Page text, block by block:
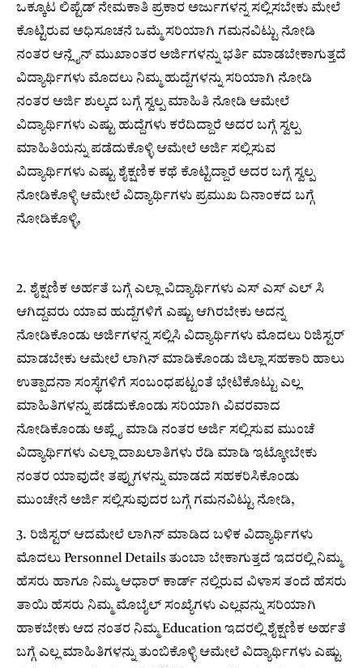
ಒಕ್ಕೂಟ ಲಿಪ್ಟೆಡ್ ನೇಮಕಾತಿ ಪ್ರಕಾರ ಅರ್ಜುಗಳನ್ನ ಸಲ್ಲಿಸಬೇಕು ಮೇಲೆ
ಕೊಟ್ಟಿರುವ ಅಧಿಸೂಚನೆ ಒಮ್ಮೆ ಸರಿಯಾಗಿ ಗಮನವಿಟ್ಟು ನೋಡಿ
ನಂತರ ಆನ್ಲೈನ್ ಮುಖಾಂತರ ಅರ್ಜಿಗಳನ್ನು ಭರ್ತಿ ಮಾಡಬೇಕಾಗುತ್ತದೆ
ವಿದ್ಯಾರ್ಥಿಗಳು ಮೊದಲು ನಿಮ್ಮ ಹುದ್ದೆಗಳನ್ನು ಸರಿಯಾಗಿ ನೋಡಿ
ನಂತರ ಅರ್ಜಿ ಶುಲ್ಕದ ಬಗ್ಗೆ ಸ್ವಲ್ಪ ಮಾಹಿತಿ ನೋಡಿ ಆಮೇಲೆ
ವಿದ್ಯಾರ್ಥಿಗಳು ಎಷ್ಟು ಹುದ್ದೆಗಳು ಕರೆದಿದ್ದಾರೆ ಅದರ ಬಗ್ಗೆ ಸ್ವಲ್ಪ
ಮಾಹಿತಿಯನ್ನು ಪಡೆದುಕೊಳ್ಳಿ ಆಮೇಲೆ ಅರ್ಜಿ ಸಲ್ಲಿಸುವ
ವಿದ್ಯಾರ್ಥಿಗಳು ಎಷ್ಟು ಶೈಕ್ಷಣಿಕ ಕಥೆ ಕೊಟ್ಟಿದ್ದಾರೆ ಅದರ ಬಗ್ಗೆ ಸ್ವಲ್ಪ
ನೋಡಿಕೊಳ್ಳಿ ಆಮೇಲೆ ವಿದ್ಯಾರ್ಥಿಗಳು ಪ್ರಮುಖ ದಿನಾಂಕದ ಬಗ್ಗೆ
ನೋಡಿಕೊಳ್ಳಿ,
2. ಶೈಕ್ಷಣಿಕ ಅರ್ಹತೆ ಬಗ್ಗೆ ಎಲ್ಲಾ ವಿದ್ಯಾರ್ಥಿಗಳು ಎಸ್ ಎಸ್ ಎಲ್ ಸಿ
ಆಗಿದ್ದವರು ಯಾವ ಹುದ್ದೆಗಳಿಗೆ ಎಷ್ಟು ಆಗಿರಬೇಕು ಅದನ್ನ
ನೋಡಿಕೊಂಡು ಅರ್ಜಿಗಳನ್ನ ಸಲ್ಲಿಸಿ ವಿದ್ಯಾರ್ಥಿಗಳು ಮೊದಲು ರಿಜಿಸ್ಟರ್
ಮಾಡಬೇಕು ಆಮೇಲೆ ಲಾಗಿನ್ ಮಾಡಿಕೊಂಡು ಜಿಲ್ಲಾ ಸಹಕಾರಿ ಹಾಲು
ಉತ್ಪಾದನಾ ಸಂಸ್ಥೆಗಳಿಗೆ ಸಂಬಂಧಪಟ್ಟಂತೆ ಭೇಟಿಕೊಟ್ಟು ಎಲ್ಲ
ಮಾಹಿತಿಗಳನ್ನು ಪಡೆದುಕೊಂಡು ಸರಿಯಾಗಿ ವಿವರವಾದ
ನೋಡಿಕೊಂಡು ಅಪ್ಲೈ ಮಾಡಿ ನಂತರ ಅರ್ಜಿ ಸಲ್ಲಿಸುವ ಮುಂಚೆ
ವಿದ್ಯಾರ್ಥಿಗಳು ಎಲ್ಲಾ ದಾಖಲಾತಿಗಳು ರೆಡಿ ಮಾಡಿ ಇಟ್ಕೋಬೇಕು
ನಂತರ ಯಾವುದೇ ತಪ್ಪುಗಳನ್ನು ಮಾಡದೆ ಸಹಕರಿಸಿಕೊಂಡು
ಮುಂಚೇನೆ ಅರ್ಜಿ ಸಲ್ಲಿಸುವುದರ ಬಗ್ಗೆ ಗಮನವಿಟ್ಟು ನೋಡಿ,
3. ರಿಜಿಸ್ಟರ್ ಆದಮೇಲೆ ಲಾಗಿನ್ ಮಾಡಿದ ಬಳಿಕ ವಿದ್ಯಾರ್ಥಿಗಳು
ಮೊದಲು Personnel Details ತುಂಬಾ ಬೇಕಾಗುತ್ತದೆ ಇದರಲ್ಲಿ ನಿಮ್ಮ
ಹೆಸರು ಹಾಗೂ ನಿಮ್ಮ ಆಧಾರ್ ಕಾರ್ಡ್ ನಲ್ಲಿರುವ ವಿಳಾಸ ತಂದೆ ಹೆಸರು
ತಾಯಿ ಹೆಸರು ನಿಮ್ಮ ಮೊಬೈಲ್ ಸಂಖ್ಯೆಗಳು ಎಲ್ಲವನ್ನು ಸರಿಯಾಗಿ
ಹಾಕಬೇಕು ಆದ ನಂತರ ನಿಮ್ಮ Education ಇದರಲ್ಲಿ ಶೈಕ್ಷಣಿಕ ಅರ್ಹತೆ
ಬಗ್ಗೆ ಎಲ್ಲ ಮಾಹಿತಿಗಳನ್ನು ತುಂಬಿಕೊಳ್ಳಿ ಆಮೇಲೆ ವಿದ್ಯಾರ್ಥಿಗಳು ಎಷ್ಟು